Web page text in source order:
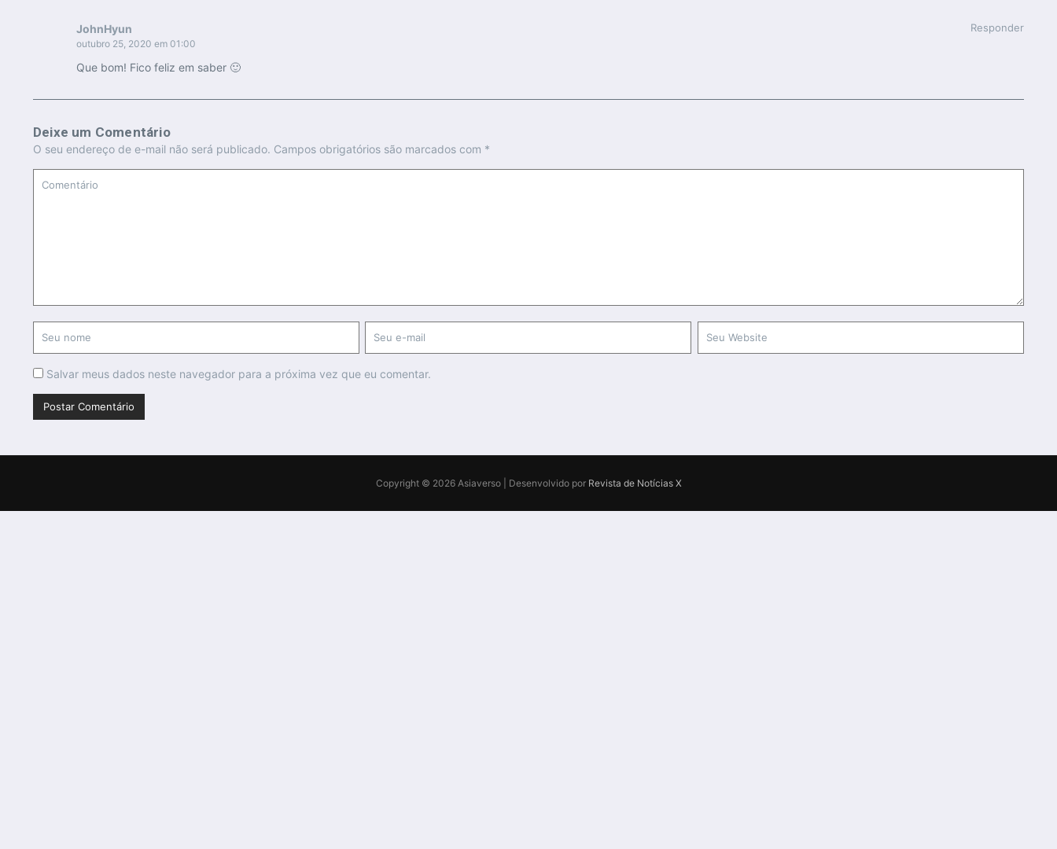
JohnHyun
outubro 25, 2020 em 01:00
Responder
Que bom! Fico feliz em saber 🙂
Deixe um Comentário
O seu endereço de e-mail não será publicado. Campos obrigatórios são marcados com *
Salvar meus dados neste navegador para a próxima vez que eu comentar.
Copyright © 2026 Asiaverso | Desenvolvido por Revista de Notícias X